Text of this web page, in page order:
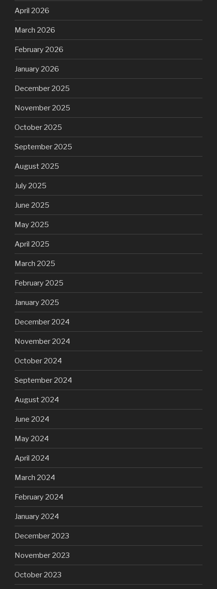
April 2026
March 2026
February 2026
January 2026
December 2025
November 2025
October 2025
September 2025
August 2025
July 2025
June 2025
May 2025
April 2025
March 2025
February 2025
January 2025
December 2024
November 2024
October 2024
September 2024
August 2024
June 2024
May 2024
April 2024
March 2024
February 2024
January 2024
December 2023
November 2023
October 2023